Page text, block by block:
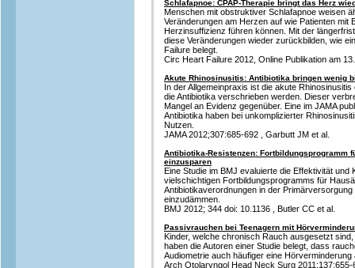
Schlafapnoe: CPAP-Therapie bringt das Herz
Menschen mit obstruktiver Schlafapnoe weisen
Veränderungen am Herzen auf wie Patienten mit
Herzinsuffizienz führen können. Mit der
diese Veränderungen wieder zurückbilden, wie
Failure belegt.
Circ Heart Failure 2012, Online Publikation am
Akute Rhinosinusitis: Antibiotika bringen wenig
In der Allgemeinpraxis ist die akute
die Antibiotika verschrieben werden. Dieser
Mangel an Evidenz gegenüber. Eine im JAMA
Antibiotika haben bei unkomplizierter
Nutzen.
JAMA 2012;307:685-692 , Garbutt JM et al.
Antibiotika-Resistenzen: Fortbildungsprogramm
einzusparen
Eine Studie im BMJ evaluierte die Effektivität und
vielschichtigen Fortbildungsprogramms für
Antibiotikaverordnungen in der
einzudämmen.
BMJ 2012; 344 doi: 10.1136 , Butler CC et al.
Passivrauchen bei Teenagern mit
Kinder, welche chronisch Rauch ausgesetzt
haben die Autoren einer Studie belegt, dass
Audiometrie auch häufiger eine Hörverminderung
Arch Otolaryngol Head Neck Surg 2011;137:655-